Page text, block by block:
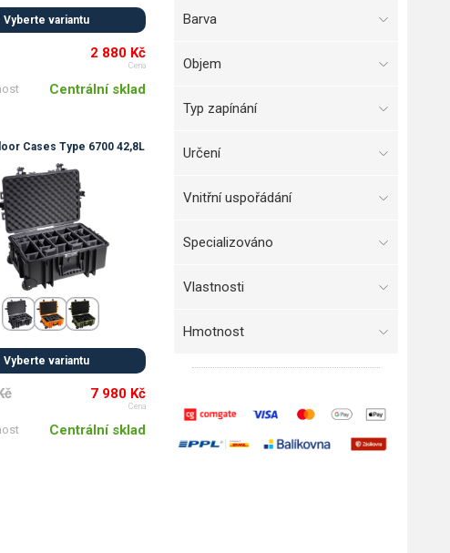
Barva
Objem
Typ zapínání
Určení
Vnitřní uspořádání
Specializováno
Vlastnosti
Hmotnost
Vyberte variantu
2 880 Kč
Cena
Centrální sklad
Cases Type 6700 42,8L
Vyberte variantu
7 980 Kč
Cena
Centrální sklad